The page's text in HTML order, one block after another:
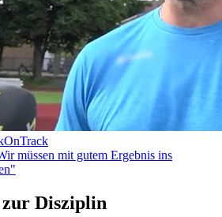
müssen mit gutem Ergebnis ins
zur Disziplin